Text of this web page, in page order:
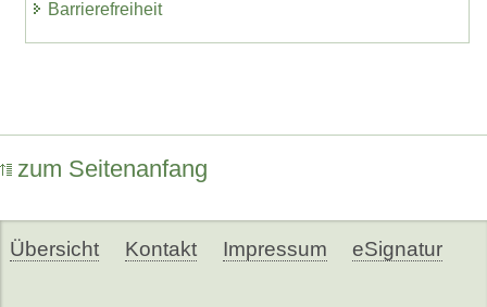
Barrierefreiheit
zum Seitenanfang
Übersicht Kontakt Impressum eSignatur